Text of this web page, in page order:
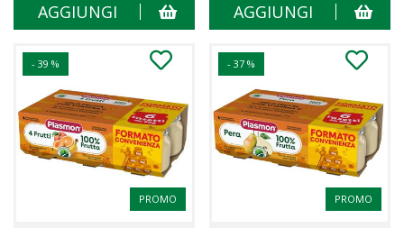
AGGIUNGI AGGIUNGI
- 39 %
PROMO
- 37 %
PROMO